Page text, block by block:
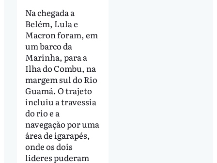
Na chegada a
Belém, Lula e
Macron foram, em
um barco da
Marinha, para a
Ilha do Combu, na
margem sul do Rio
Guamá. O trajeto
incluiu a travessia
do rio e a
navegação por uma
área de igarapés,
onde os dois
líderes puderam